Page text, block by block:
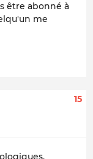
être abonné à
me
15